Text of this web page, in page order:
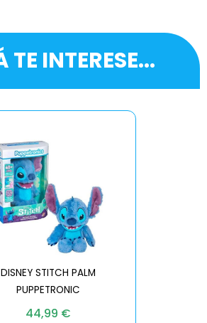
TE INTERESE...
DISNEY STITCH PALM
PUPPETRONIC
44,99 €